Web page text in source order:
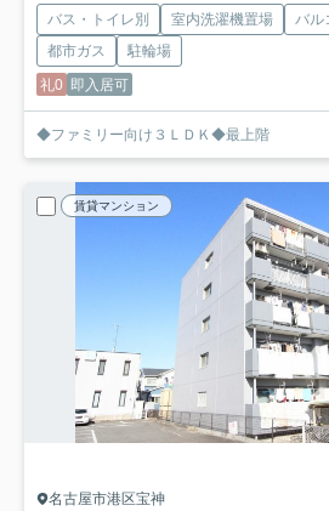
バス・トイレ別 室内洗濯機置場 バル
都市ガス
駐輪場
礼0 即入居可
◆ファミリー向け３ＬＤＫ◆最上階
賃貸マンション
名古屋市港区宝神